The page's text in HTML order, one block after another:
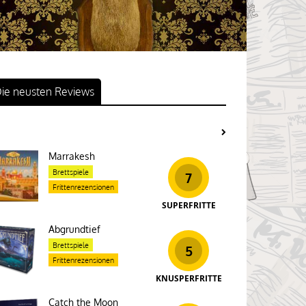
neusten Reviews
7
SUPERFRITTE
Marrakesh
Brettspiele
Frittenrezensionen
5
KNUSPERFRITTE
Abgrundtief
Brettspiele
Frittenrezensionen
Catch the Moon